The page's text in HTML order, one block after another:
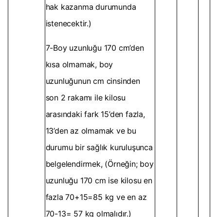
hak kazanma durumunda
istenecektir.)
7-Boy uzunluğu 170 cm’den
kısa olmamak, boy
uzunluğunun cm cinsinden
son 2 rakamı ile kilosu
arasındaki fark 15’den fazla,
13’den az olmamak ve bu
durumu bir sağlık kuruluşunca
belgelendirmek, (Örneğin; boy
uzunluğu 170 cm ise kilosu en
fazla 70+15=85 kg ve en az
70-13= 57 kg olmalıdır.)